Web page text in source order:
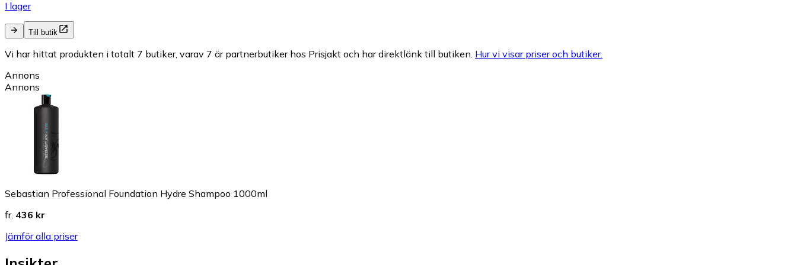
I lager
Till butik
Vi har hittat produkten i totalt 7 butiker, varav 7 är partnerbutiker hos Prisjakt och har direktlänk till butiken. Hur vi visar priser och butiker.
Annons
Annons
Sebastian Professional Foundation Hydre Shampoo 1000ml
fr. 436 kr
Jämför alla priser